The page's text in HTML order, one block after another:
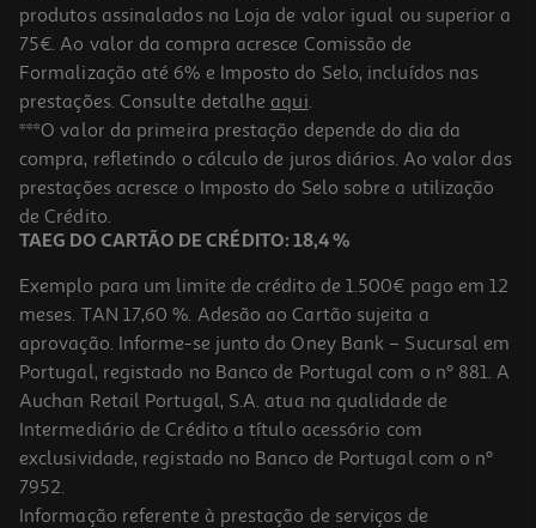
Bolsa De Proteção Switch 2 Preta
14.99 €/un
14,99 €
produtos assinalados na Loja de valor igual ou superior a
75€. Ao valor da compra acresce Comissão de
Formalização até 6% e Imposto do Selo, incluídos nas
prestações. Consulte detalhe aqui.
***O valor da primeira prestação depende do dia da
compra, refletindo o cálculo de juros diários. Ao valor das
prestações acresce o Imposto do Selo sobre a utilização
de Crédito.
TAEG DO CARTÃO DE CRÉDITO: 18,4 %
Exemplo para um limite de crédito de 1.500€ pago em 12
meses. TAN 17,60 %. Adesão ao Cartão sujeita a
aprovação. Informe-se junto do Oney Bank – Sucursal em
Portugal, registado no Banco de Portugal com o nº 881. A
Auchan Retail Portugal, S.A. atua na qualidade de
Intermediário de Crédito a título acessório com
exclusividade, registado no Banco de Portugal com o nº
7952.
Informação referente à prestação de serviços de